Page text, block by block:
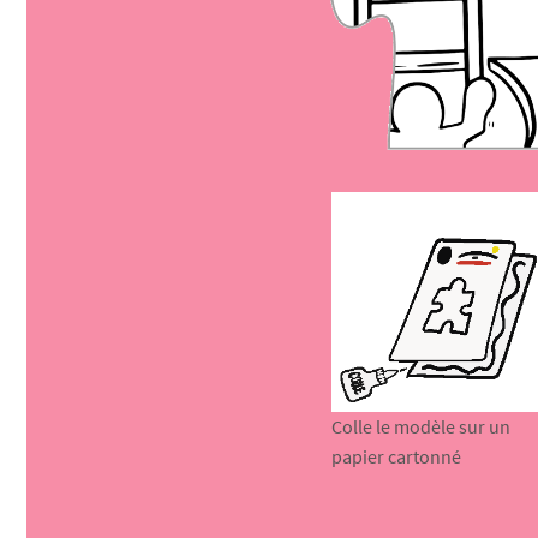
Colle le modèle sur un
papier cartonné